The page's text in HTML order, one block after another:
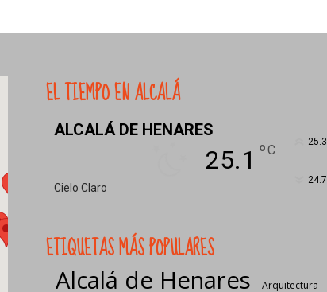
EL TIEMPO EN ALCALÁ
ALCALÁ DE HENARES
Cielo Claro
25.1 °C
25.3
24.7
ETIQUETAS MÁS POPULARES
Alcalá de Henares Arquitectura